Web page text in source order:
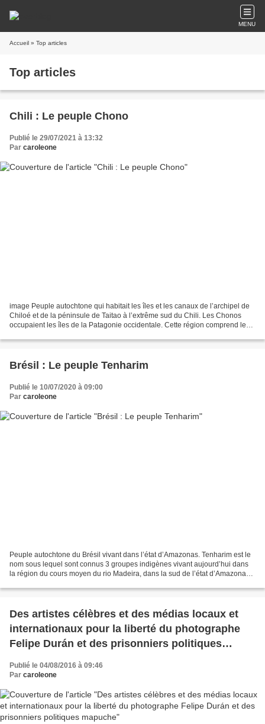
MENU
Accueil » Top articles
Top articles
Chili : Le peuple Chono
Publié le 29/07/2021 à 13:32
Par caroleone
image Peuple autochtone qui habitait les îles et les canaux de l’archipel de
Chiloé et de la péninsule de Taitao à l’extrême sud du Chili. Les Chonos
occupaient les îles de la Patagonie occidentale. Cette région comprend les
Brésil : Le peuple Tenharim
Publié le 10/07/2020 à 09:00
Par caroleone
Peuple autochtone du Brésil vivant dans l’état d’Amazonas. Tenharim est le
nom sous lequel sont connus 3 groupes indigènes vivant aujourd’hui dans
la région du cours moyen du rio Madeira, dans la sud de l’état d’Amazonas
Des artistes célèbres et des médias locaux et
internationaux pour la liberté du photographe
Felipe Durán et des prisonniers politiques
mapuche
Publié le 04/08/2016 à 09:46
Par caroleone